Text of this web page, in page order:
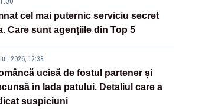
cel mai puternic serviciu secret
Care sunt agenţiile din Top 5
2026, 12:38
ucisă de fostul partener și
în lada patului. Detaliul care a
suspiciuni